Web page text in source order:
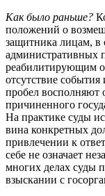
Как было раньше?
положений о
защитника лицам, в
административных
реабилитирующим
отсутствие
пробел восполняют
причиненного
На практике суды
вина конкретных
привлечении к
себе не означает
многих делах суды
взыскании с